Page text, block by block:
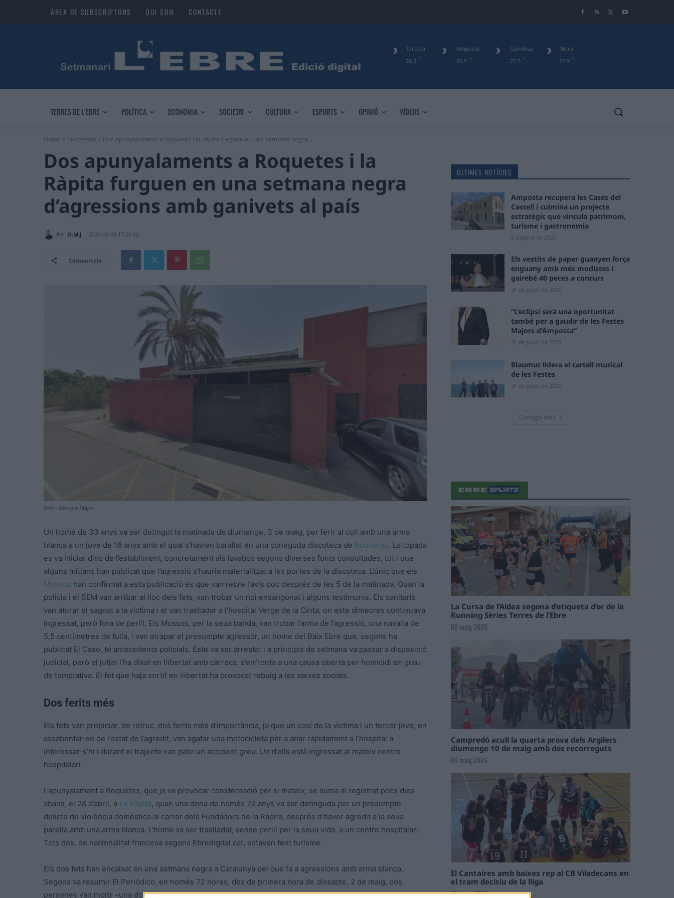
ÀREA DE SUBSCRIPTORS QUI SOM CONTACTE
26.5 C
Tortosa
26.5 C
Amposta
22.5 C
Gandesa
22.9 C
Mora
TERRES DE L’EBRE POLÍTICA ECONOMIA SOCIETAT CULTURA ESPORTS OPINIÓ VÍDEOS
Home Successos Dos apunyalaments a Roquetes i la Ràpita furguen en una setmana negra...
Dos apunyalaments a Roquetes i la
Ràpita furguen en una setmana negra
d’agressions amb ganivets al país
Per O.M.J 2026-05-08 17:00:50
Comparteix
Foto: Google Maps
Un home de 33 anys va ser detingut la matinada de diumenge, 3 de maig, per ferir al coll amb una arma
blanca a un jove de 18 anys amb el qual s’havien barallat en una coneguda discoteca de Roquetes. La topada
es va iniciar dins de l’establiment, concretament als lavabos segons diverses fonts consultades, tot i que
alguns mitjans han publicat que l’agressió s’hauria materialitzat a les portes de la discoteca. L’únic que els
Mossos han confirmat a esta publicació és que van rebre l’avís poc després de les 5 de la matinada. Quan la
policia i el SEM van arribar al lloc dels fets, van trobar un noi ensangonat i alguns testimonis. Els sanitaris
van aturar el sagnat a la víctima i el van traslladar a l’hospital Verge de la Cinta, on este dimecres continuava
ingressat, però fora de perill. Els Mossos, per la seua banda, van trobar l’arma de l’agressió, una navalla de
5,5 centímetres de fulla, i van atrapar el presumpte agressor, un home del Baix Ebre que, segons ha
publicat El Caso, té antecedents policials. Este va ser arrestat i a principis de setmana va passar a disposició
judicial, però el jutjat l’ha dixat en llibertat amb càrrecs: s’enfronta a una causa oberta per homicidi en grau
de temptativa. El fet que haja sortit en llibertat ha provocat rebuig a les xarxes socials.
Dos ferits més
Els fets van propiciar, de retruc, dos ferits més d’importància, ja que un cosí de la víctima i un tercer jove, en
assabentar-se de l’estat de l’agredit, van agafar una motocicleta per a anar ràpidament a l’hospital a
interessar-s’hi i durant el trajecte van patir un accident greu. Un d’ells està ingressat al mateix centre
hospitalari.
L’apunyalament a Roquetes, que ja va provocar consternació per si mateix, se suma al registrat pocs dies
abans, el 28 d’abril, a La Ràpita, quan una dona de només 22 anys va ser detinguda per un presumpte
delicte de violència domèstica al carrer dels Fundadors de la Ràpita, després d’haver agredit a la seua
parella amb una arma blanca. L’home va ser traslladat, sense perill per la seua vida, a un centre hospitalari.
Tots dos, de nacionalitat francesa segons Ebredigital.cat, estaven fent turisme.
Els dos fets han encaixat en una setmana negra a Catalunya pel que fa a agressions amb arma blanca.
Segons va resumir El Periódico, en només 72 hores, des de primera hora de dissabte, 2 de maig, dos
persones van morir –una dona a Esplugues i un home al Raval– i set més van resultar ferides en set atacs
ÚLTIMES NOTÍCIES
Amposta recupera les Cases del
Castell i culmina un projecte
estratègic que vincula patrimoni,
turisme i gastronomia
6 d'agost de 2026
Els vestits de paper guanyen força
enguany amb més modistes i
gairebé 40 peces a concurs
31 de juliol de 2026
“L’eclipsi serà una oportunitat
també per a gaudir de les Festes
Majors d’Amposta”
31 de juliol de 2026
Blaumut lidera el cartell musical
de les Festes
31 de juliol de 2026
Carrega més
La Cursa de l’Aldea segona d’etiqueta d’or de la
Running Sèries Terres de l’Ebre
09 maig 2026
Campredó acull la quarta prova dels Argilers
diumenge 10 de maig amb dos recorreguts
09 maig 2026
El Cantaires amb baixes rep al CB Viladecans en
el tram decisiu de la lliga
09 maig 2026